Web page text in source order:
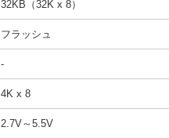
32KB（32K x 8）
フラッシュ
-
4K x 8
2.7V～5.5V